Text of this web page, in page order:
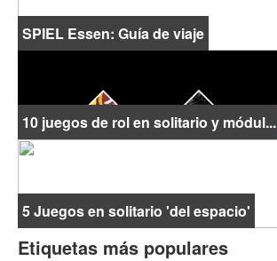
SPIEL Essen: Guía de viaje
10 juegos de rol en solitario y módul...
5 Juegos en solitario 'del espacio'
Etiquetas más populares